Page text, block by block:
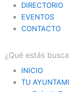
DIRECTORIO
EVENTOS
CONTACTO
INICIO
TU